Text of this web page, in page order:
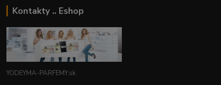
Kontakty .. Eshop
YODEYMA-PARFEMY.sk